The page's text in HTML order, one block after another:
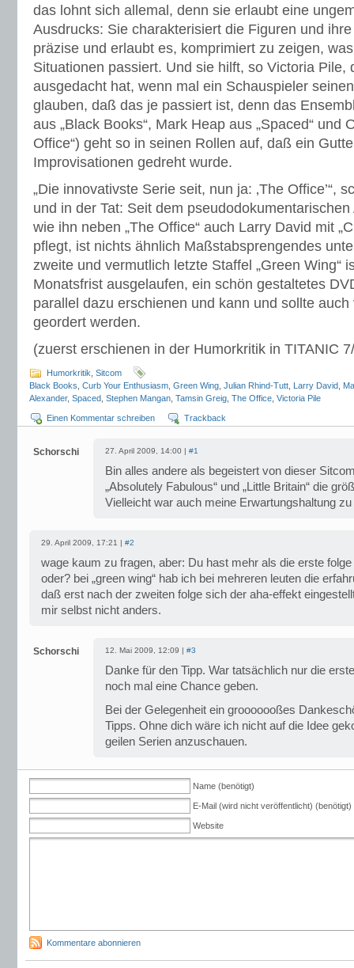
das lohnt sich allemal, denn sie erlaubt eine
Ausdrucks: Sie charakterisiert die Figuren und
präzise und erlaubt es, komprimiert zu zeigen,
Situationen passiert. Und sie hilft, so Victoria Pile,
ausgedacht hat, wenn mal ein Schauspieler
glauben, daß das je passiert ist, denn das
aus „Black Books“, Mark Heap aus „Spaced“ und
Office“) geht so in seinen Rollen auf, daß ein
Improvisationen gedreht wurde.
„Die innovativste Serie seit, nun ja: ‚The Office’“,
und in der Tat: Seit dem
wie ihn neben „The Office“ auch Larry David mit
pflegt, ist nichts ähnlich Maßstabsprengendes
zweite und vermutlich letzte Staffel „Green Wing“
Monatsfrist ausgelaufen, ein schön gestaltetes
parallel dazu erschienen und kann und sollte
geordert werden.
(zuerst erschienen in der Humorkritik in TITANIC
Humorkritik Sitcom
Black Books Curb Your Enthusiasm Green Wing Julian Rhind-Tutt Larry David
Alexander, Spaced Stephen Mangan Tamsin Greig The Office Victoria Pile
Einen Kommentar schreiben Trackback
Schorschi 27. April 2009, 14:00 | #1
Bin alles andere als begeistert von dieser
„Absolutely Fabulous“ und „Little Britain“ die
Vielleicht war auch meine Erwartungshaltung
29. April 2009, 17:21 | #2
wage kaum zu fragen, aber: Du hast mehr als die erste
oder? bei „green wing“ hab ich bei mehreren leuten die
daß erst nach der zweiten folge sich der aha-effekt
mir selbst nicht anders.
Schorschi 12. Mai 2009, 12:09 | #3
Danke für den Tipp. War tatsächlich nur die
noch mal eine Chance geben.
Bei der Gelegenheit ein grooooooßes
Tipps. Ohne dich wäre ich nicht auf die Idee
geilen Serien anzuschauen.
Name (benötigt)
E-Mail (wird nicht veröffentlicht) (benötigt)
Website
Kommentare abonnieren